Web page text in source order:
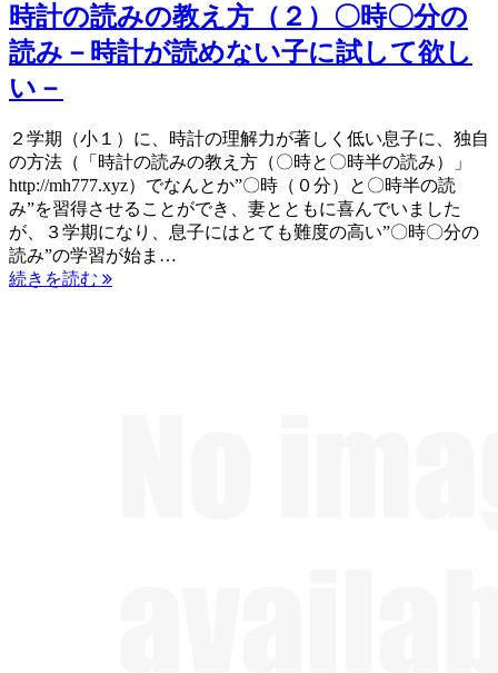
時計の読みの教え方（２）〇時〇分の
読み－時計が読めない子に試して欲し
い－
２学期（小１）に、時計の理解力が著しく低い息子に、独自
の方法（「時計の読みの教え方（〇時と〇時半の読み）」
http://mh777.xyz）でなんとか”〇時（０分）と〇時半の読
み”を習得させることができ、妻とともに喜んでいました
が、３学期になり、息子にはとても難度の高い”〇時〇分の
読み”の学習が始ま…
続きを読む